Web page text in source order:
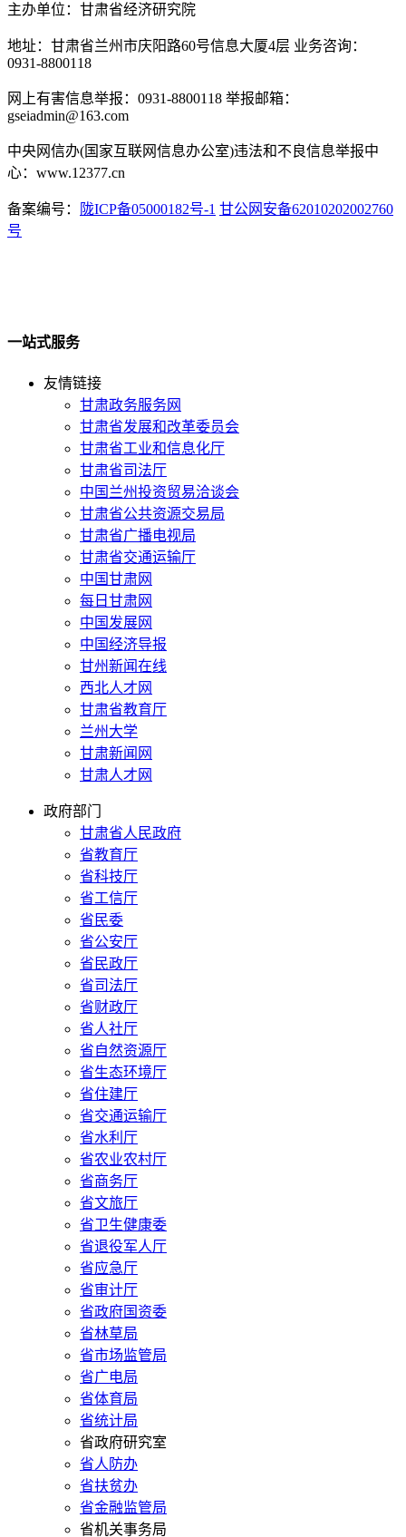
主办单位：甘肃省经济研究院
地址：甘肃省兰州市庆阳路60号信息大厦4层 业务咨询：
0931-8800118
网上有害信息举报：0931-8800118 举报邮箱：
gseiadmin@163.com
中央网信办(国家互联网信息办公室)违法和不良信息举报中
心：www.12377.cn
备案编号： 陇ICP备05000182号-1 甘公网安备62010202002760
号
一站式服务
友情链接
甘肃政务服务网
甘肃省发展和改革委员会
甘肃省工业和信息化厅
甘肃省司法厅
中国兰州投资贸易洽谈会
甘肃省公共资源交易局
甘肃省广播电视局
甘肃省交通运输厅
中国甘肃网
每日甘肃网
中国发展网
中国经济导报
甘州新闻在线
西北人才网
甘肃省教育厅
兰州大学
甘肃新闻网
甘肃人才网
政府部门
甘肃省人民政府
省教育厅
省科技厅
省工信厅
省民委
省公安厅
省民政厅
省司法厅
省财政厅
省人社厅
省自然资源厅
省生态环境厅
省住建厅
省交通运输厅
省水利厅
省农业农村厅
省商务厅
省文旅厅
省卫生健康委
省退役军人厅
省应急厅
省审计厅
省政府国资委
省林草局
省市场监管局
省广电局
省体育局
省统计局
省政府研究室
省人防办
省扶贫办
省金融监管局
省机关事务局